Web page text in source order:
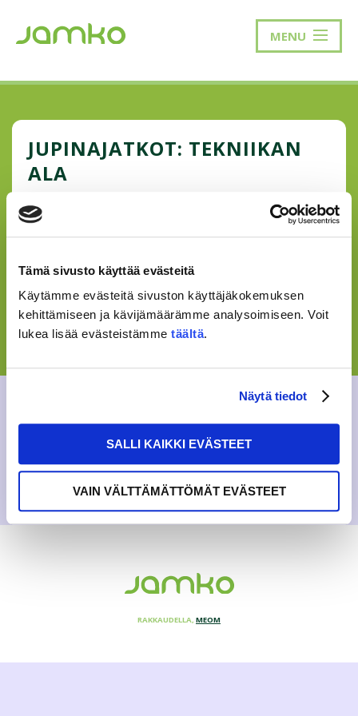
Tämä sivusto käyttää evästeitä
Käytämme evästeitä sivuston käyttäjäkokemuksen
kehittämiseen ja kävijämäärämme analysoimiseen. Voit
lukea lisää evästeistämme täältä.
Näytä tiedot
SALLI KAIKKI EVÄSTEET
VAIN VÄLTTÄMÄTTÖMÄT EVÄSTEET
MENU
JUPINAJATKOT: TEKNIIKAN
ALA
INFO
Koska?
Perjantaina
14:00
MUUT TAPAHTUMAT
RAKKAUDELLA, MEOM